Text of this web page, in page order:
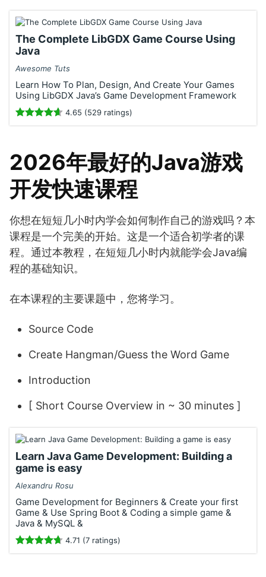
The Complete LibGDX Game Course Using
Java
Awesome Tuts
Learn How To Plan, Design, And Create Your Games
Using LibGDX Java’s Game Development Framework
4.65 (529 ratings)
2026年最好的Java游戏
开发快速课程
你想在短短几小时内学会如何制作自己的游戏吗？本
课程是一个完美的开始。这是一个适合初学者的课
程。通过本教程，在短短几小时内就能学会Java编
程的基础知识。
在本课程的主要课题中，您将学习。
Source Code
Create Hangman/Guess the Word Game
Introduction
[ Short Course Overview in ~ 30 minutes ]
Learn Java Game Development: Building a
game is easy
Alexandru Rosu
Game Development for Beginners & Create your first
Game & Use Spring Boot & Coding a simple game &
Java & MySQL &
4.71 (7 ratings)